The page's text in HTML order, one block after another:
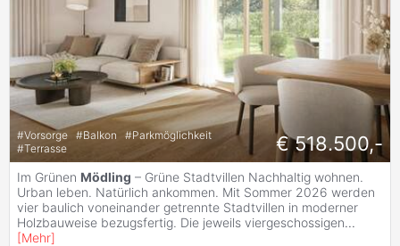
#Vorsorge #Balkon #Parkmöglichkeit
#Terrasse € 518.500,-
Im Grünen Mödling – Grüne Stadtvillen Nachhaltig wohnen.
Urban leben. Natürlich ankommen. Mit Sommer 2026 werden
vier baulich voneinander getrennte Stadtvillen in moderner
Holzbauweise bezugsfertig. Die jeweils viergeschossigen...
[Mehr]